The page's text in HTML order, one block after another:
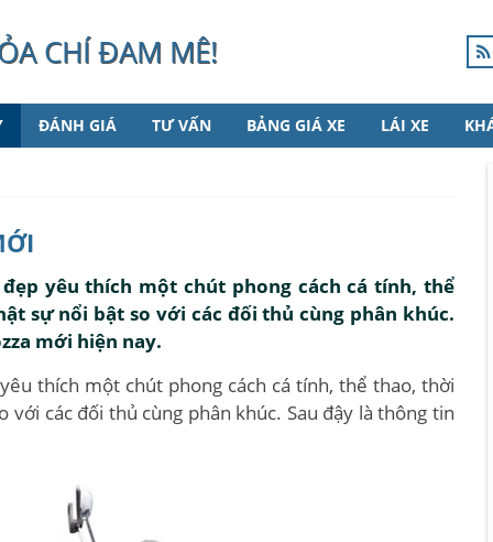
CHÍ ĐAM MÊ!
ĐÁNH GIÁ TƯ VẤN BẢNG GIÁ XE LÁI XE
yêu thích một chút phong cách cá tính, thể
sự nổi bật so với các đối thủ cùng phân khúc.
mới hiện nay.
thích một chút phong cách cá tính, thể thao, thời
các đối thủ cùng phân khúc. Sau đậy là thông tin